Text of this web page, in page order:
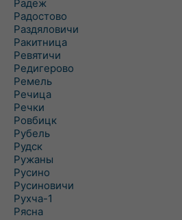
Радеж
Радостово
Раздяловичи
Ракитница
Ревятичи
Редигерово
Ремель
Речица
Речки
Ровбицк
Рубель
Рудск
Ружаны
Русино
Русиновичи
Рухча-1
Рясна